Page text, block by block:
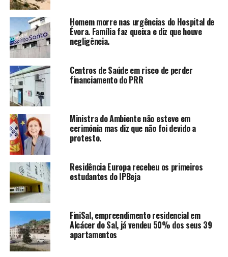
Homem morre nas urgências do Hospital de
Évora. Família faz queixa e diz que houve
negligência.
Centros de Saúde em risco de perder
financiamento do PRR
Ministra do Ambiente não esteve em
cerimónia mas diz que não foi devido a
protesto.
Residência Europa recebeu os primeiros
estudantes do IPBeja
FiniSal, empreendimento residencial em
Alcácer do Sal, já vendeu 50% dos seus 39
apartamentos